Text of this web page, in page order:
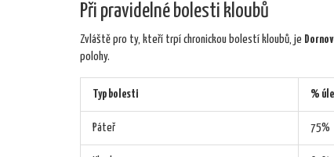
Při pravidelné bolesti kloubů
Zvláště pro ty, kteří trpí chronickou bolestí kloubů, je
polohy.
Typ bolesti %
Páteř 75%